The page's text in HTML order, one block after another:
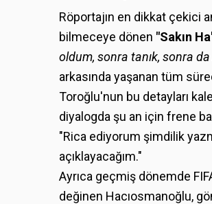
Röportajın en dikkat çekici
bilmeceye dönen "Sakın
oldum, sonra tanık, sonra
arkasında yaşanan tüm
Toroğlu'nun bu detayları
diyalogda şu an için frene
"Rica ediyorum şimdilik
açıklayacağım."
Ayrıca geçmiş dönemde
değinen Hacıosmanoğlu,